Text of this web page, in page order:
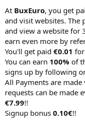
s
ā
c
ē
s
s
At BuxEuro, you get
and visit websites. The
and view a website for
earn even more by
You'll get paid €0.01
You can earn 100% of
signs up by following
All Payments are made
requests can be made
€7.99!!
Signup bonus 0.10€!!